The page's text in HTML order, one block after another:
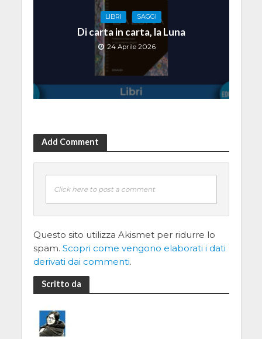
LIBRI SAGGI
Di carta in carta, la Luna
24 Aprile 2026
Add Comment
Click here to post a comment
Questo sito utilizza Akismet per ridurre lo
spam. Scopri come vengono elaborati i dati
derivati dai commenti.
Scritto da